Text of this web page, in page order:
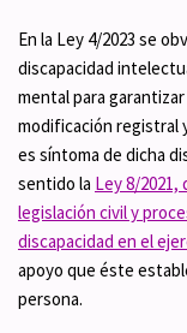
En la Ley 4/2023 se
discapacidad
mental para
modificación registral
es síntoma de dicha
sentido la Ley 8/2021,
legislación civil y
discapacidad en el
apoyo que éste
persona.